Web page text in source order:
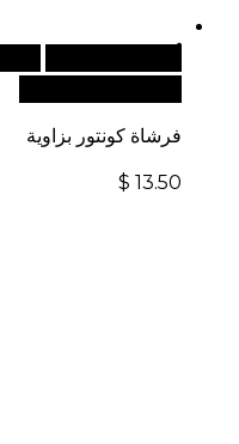
فرشاة كونتور بزاوية
$ 13.50